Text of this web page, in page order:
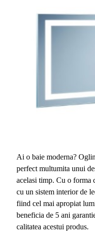
Ai o baie moderna?
perfect multumita unui
acelasi timp. Cu o forma
cu un sistem interior de
fiind cel mai apropiat
beneficia de 5 ani
calitatea acestui produs.